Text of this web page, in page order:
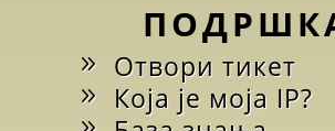
Отвори тикет
Која је моја IP?